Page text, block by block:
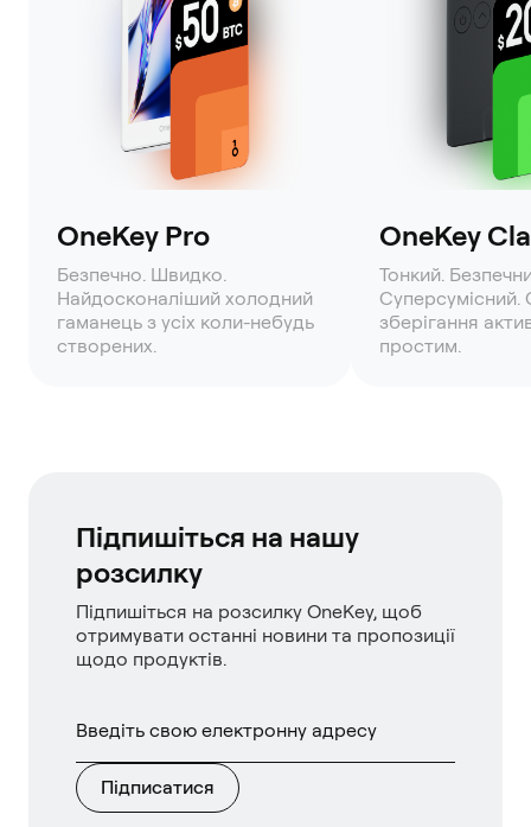
OneKey Pro
Безпечно. Швидко.
Найдосконаліший холодний
гаманець з усіх коли-небудь
створених.
OneKey
Тонкий.
Суперсумісний.
зберігання
простим.
Підпишіться на нашу
розсилку
Підпишіться на розсилку OneKey, щоб
отримувати останні новини та пропозиції
щодо продуктів.
Підписатися